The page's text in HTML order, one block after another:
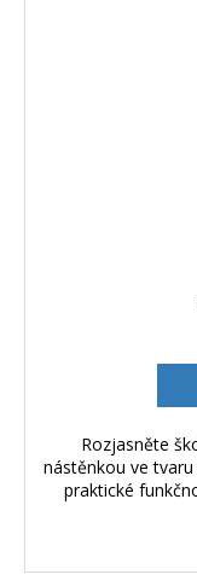
Rozjasněte
nástěnkou ve
praktické